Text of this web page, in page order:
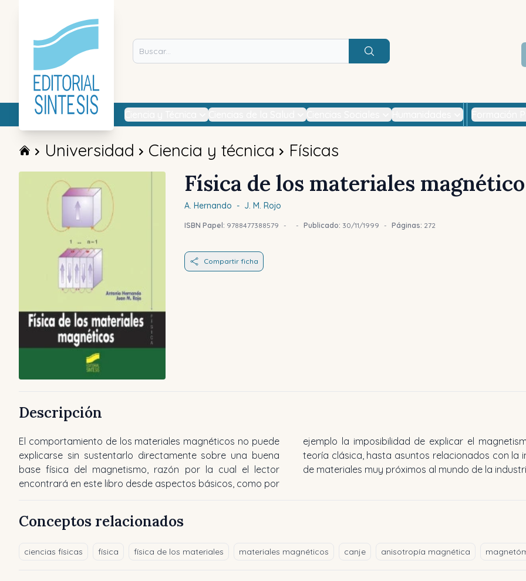
Buscar
Universidad Ciencia y técnica Físicas
Física de los materiales
A. Hernando - J. M. Rojo
ISBN Papel: 9788477388579 - - Publicado: 30/11/1999 - Páginas: 272
Compartir ficha
Descripción
El comportamiento de los materiales magnéticos no puede
explicarse sin sustentarlo directamente sobre una buena
base física del magnetismo, razón por la cual el lector
encontrará en este libro desde aspectos básicos, como por
ejemplo la imposibilidad de explicar el magnetismo por la
teoría clásica, hasta asuntos relacionados con la ingeniería
de materiales muy próximos al mundo de la
Conceptos relacionados
ciencias físicas física física de los materiales materiales magnéticos canje anisotropía magnética